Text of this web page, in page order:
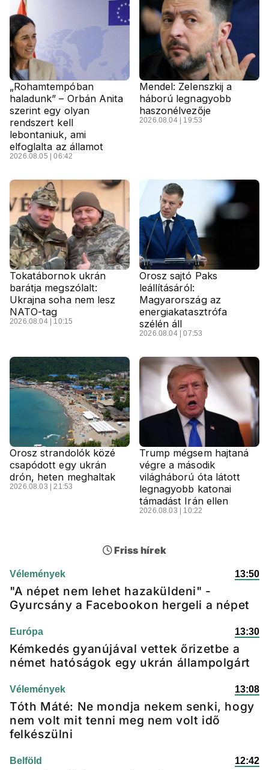
„Rohamtempóban
haladunk” – Orbán Anita
szerint egy olyan
rendszert kell
lebontaniuk, ami
elfoglalta az államot
2026.08.05 | 06:42
Mendel: Zelenszkij a
háború legnagyobb
haszonélvezője
2026.08.04 | 19:53
Tokatábornok ukrán
barátja megszólalt:
Ukrajna soha nem lesz
NATO-tag
2026.08.04 | 10:15
Orosz sajtó Paks
leállításáról:
Magyarország az
energiakatasztrófa
szélén áll
2026.08.04 | 07:53
Orosz strandolók közé
csapódott egy ukrán
drón, heten meghaltak
2026.08.03 | 21:53
Trump mégsem hajtaná
végre a második
világháború óta látott
legnagyobb katonai
támadást Irán ellen
2026.08.03 | 10:22
Friss hírek
Vélemények 13:50
"A népet nem lehet hazaküldeni" -
Gyurcsány a Facebookon hergeli a népet
Európa 13:30
Kémkedés gyanújával vettek őrizetbe a
német hatóságok egy ukrán állampolgárt
Vélemények 13:08
Tóth Máté: Ne mondja nekem senki, hogy
nem volt mit tenni meg nem volt idő
felkészülni
Belföld 12:42